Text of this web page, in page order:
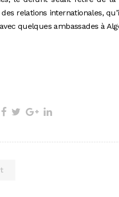
des relations internationales,
quelques ambassades à